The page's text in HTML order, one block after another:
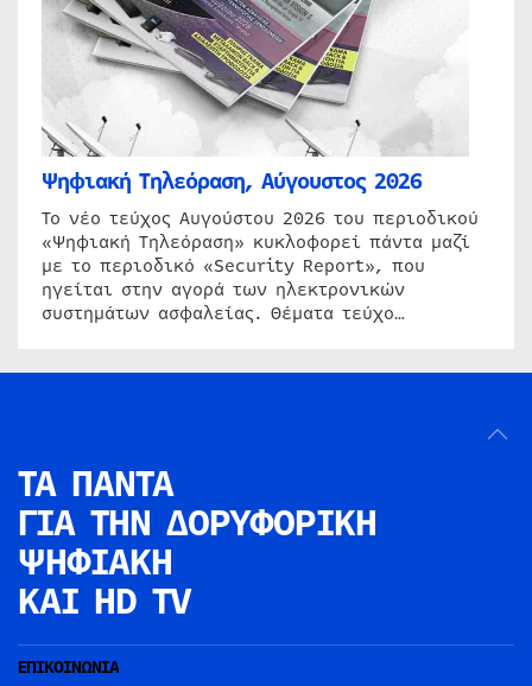
Ψηφιακή Τηλεόραση, Αύγουστος 2026
Το νέο τεύχος Αυγούστου 2026 του περιοδικού
«Ψηφιακή Τηλεόραση» κυκλοφορεί πάντα μαζί
με το περιοδικό «Security Report», που
ηγείται στην αγορά των ηλεκτρονικών
συστημάτων ασφαλείας. Θέματα τεύχο…
ΤΑ ΠΑΝΤΑ
ΓΙΑ ΤΗΝ ΔΟΡΥΦΟΡΙΚΗ
ΨΗΦΙΑΚΗ
ΚΑΙ HD TV
ΕΠΙΚΟΙΝΩΝΙΑ